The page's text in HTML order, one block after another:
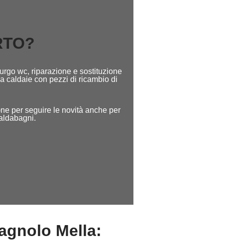
wc, riparazione e sostituzione
caldaie con pezzi di ricambio di
per seguire le novità anche per
Mella: